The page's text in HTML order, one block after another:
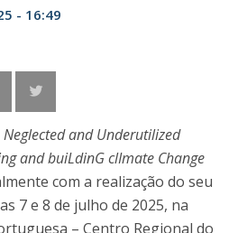
- 16:49
Neglected and Underutilized
and buiLdinG clImate Change
com a realização do seu
7 e 8 de julho de 2025, na
– Centro Regional do